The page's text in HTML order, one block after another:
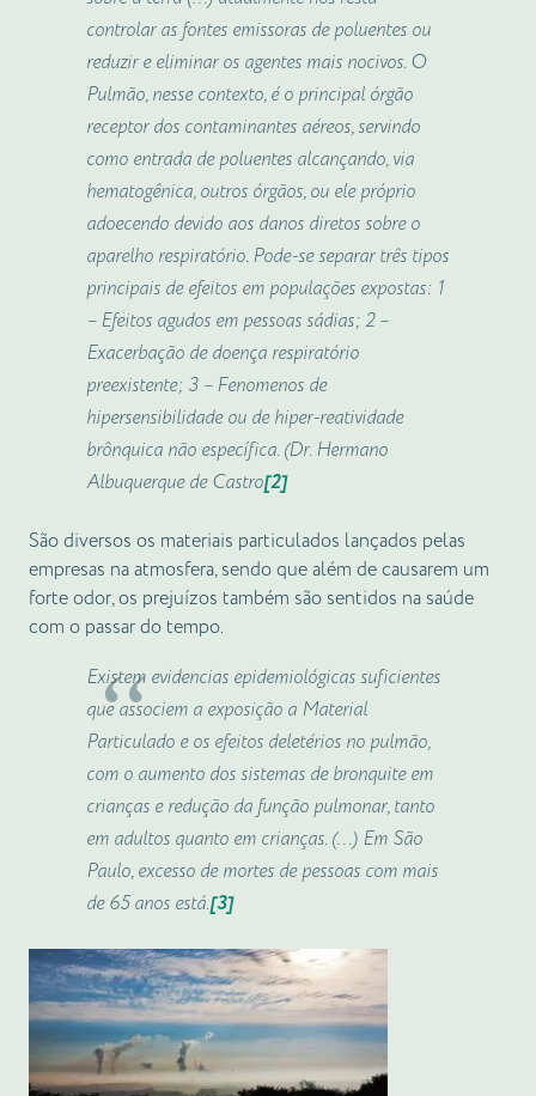
controlar as fontes emissoras de poluentes ou
reduzir e eliminar os agentes mais nocivos. O
Pulmão, nesse contexto, é o principal órgão
receptor dos contaminantes aéreos, servindo
como entrada de poluentes alcançando, via
hematogênica, outros órgãos, ou ele próprio
adoecendo devido aos danos diretos sobre o
aparelho respiratório. Pode-se separar três tipos
principais de efeitos em populações expostas: 1
– Efeitos agudos em pessoas sádias; 2 –
Exacerbação de doença respiratório
preexistente; 3 – Fenomenos de
hipersensibilidade ou de hiper-reatividade
brônquica não específica. (Dr. Hermano
Albuquerque de Castro[2]
São diversos os materiais particulados lançados pelas
empresas na atmosfera, sendo que além de causarem um
forte odor, os prejuízos também são sentidos na saúde
com o passar do tempo.
Existem evidencias epidemiológicas suficientes
que associem a exposição a Material
Particulado e os efeitos deletérios no pulmão,
com o aumento dos sistemas de bronquite em
crianças e redução da função pulmonar, tanto
em adultos quanto em crianças. (…) Em São
Paulo, excesso de mortes de pessoas com mais
de 65 anos está.[3]